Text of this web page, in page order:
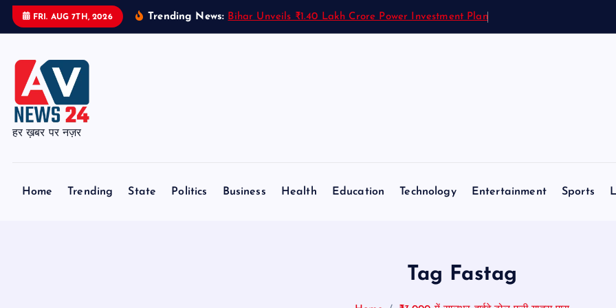
FRI. AUG 7TH, 2026 Trending News: Bihar Unveils ₹1.40 Lakh Crore Power Investment Plan
हर ख़बर पर नज़र
Home Trending State Politics Business Health Education Technology Entertainment Sports
Tag Fastag